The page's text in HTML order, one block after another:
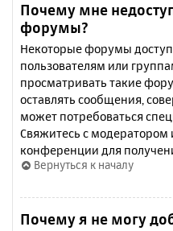
Почему мне
форумы?
Некоторые форумы
пользователям или
просматривать такие
оставлять сообщения,
может потребоваться
Свяжитесь с
конференции для
Вернуться к началу
Почему я не могу